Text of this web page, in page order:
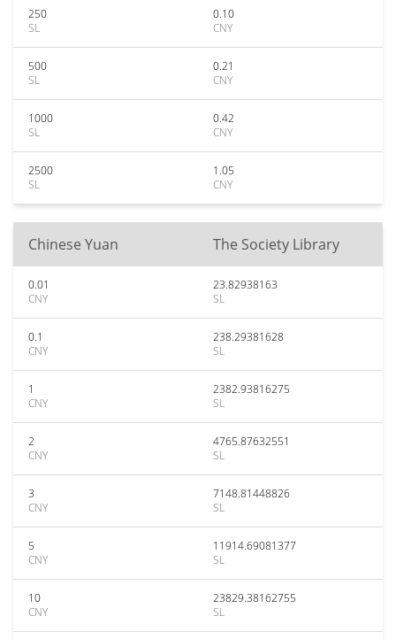
250
SL
0.10
CNY
500
SL
0.21
CNY
1000
SL
0.42
CNY
2500
SL
1.05
CNY
Chinese Yuan The Society Library
0.01
CNY
23.82938163
SL
0.1
CNY
238.29381628
SL
1
CNY
2382.93816275
SL
2
CNY
4765.87632551
SL
3
CNY
7148.81448826
SL
5
CNY
11914.69081377
SL
10
CNY
23829.38162755
SL